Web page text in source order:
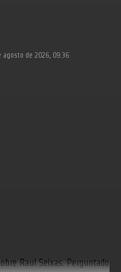
agosto de 2026, 09:36
Raul Seixas. Perguntado